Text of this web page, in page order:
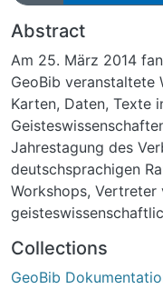
Abstract
Am 25. März 2014
GeoBib veranstaltete Workshop Geo-Humanities:
Karten, Daten, Texte
Geisteswissenschaften statt. Im Kontext der
Jahrestagung des Verbandes Digital
deutschsprachigen Raum (DHd)
Workshops, Vertreter
Humani-ties zusammenzubringen. Gemeinsam sollten
aktuelle Arbeiten an
Collections
GeoBib